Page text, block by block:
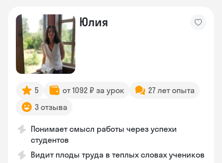
Юлия
5 от 1092 ₽ за урок
27 лет опыта
3 отзыва
Понимает смысл работы через успехи
студентов
Видит плоды труда в теплых словах учеников